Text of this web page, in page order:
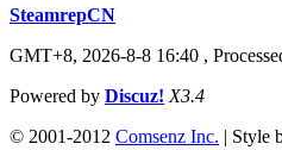
SteamrepCN
GMT+8, 2026-8-8 16:40 ,
Powered by Discuz! X3.4
© 2001-2012 Comsenz Inc. | Style